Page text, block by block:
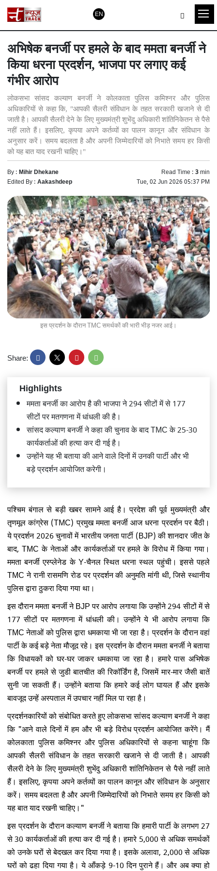
EN
अभिषेक बनर्जी पर हमले के बाद ममता बनर्जी ने
किया धरना प्रदर्शन, भाजपा पर लगाए कई
गंभीर आरोप
लोकसभा सांसद कल्याण बनर्जी ने कोलकाता पुलिस कमिश्नर और पुलिस
अधिकारियों से कहा कि, "आपकी सैलरी संविधान के तहत सरकारी खजाने से दी
जाती है। आपकी सैलरी देने के लिए मुख्यमंत्री शुभेंदु अधिकारी शांतिनिकेतन से पैसे
नहीं लाते हैं। इसलिए, कृपया अपने कर्तव्यों का पालन कानून और संविधान के
अनुसार करें। समय बदलता है और अपनी जिम्मेदारियों को निभाते समय हर किसी
को यह बात याद रखनी चाहिए।"
By :Mihir Dhekane Read Time :3min
Edited By :Aakashdeep Tue, 02 Jun 2026 05:37 PM
इस प्रदर्शन के दौरान TMC समर्थकों की भारी भीड़ नजर आई।
Share:
Highlights
ममता बनर्जी का आरोप है की भाजपा ने 294 सीटों में से 177
सीटों पर मतगणना में धांधली की है।
सांसद कल्याण बनर्जी ने कहा की चुनाव के बाद TMC के 25-30
कार्यकर्ताओं की हत्या कर दी गई है।
उन्होंने यह भी बताया की आने वाले दिनों में उनकी पार्टी और भी
बड़े प्रदर्शन आयोजित करेगी।
पश्चिम बंगाल से बड़ी खबर सामने आई है। प्रदेश की पूर्व मुख्यमंत्री और
तृणमूल कांग्रेस (TMC) प्रमुख ममता बनर्जी आज धरना प्रदर्शन पर बैठी।
ये प्रदर्शन 2026 चुनावों में भारतीय जनता पार्टी (BJP) की शानदार जीत के
बाद, TMC के नेताओं और कार्यकर्ताओं पर हमले के विरोध में किया गया।
ममता बनर्जी एस्प्लेनेड के Y-चैनल स्थित धरना स्थल पहुंची। इससे पहले
TMC ने रानी रासमणि रोड पर प्रदर्शन की अनुमति मांगी थी, जिसे स्थानीय
पुलिस द्वारा ठुकरा दिया गया था।
इस दौरान ममता बनर्जी ने BJP पर आरोप लगाया कि उन्होंने 294 सीटों में से
177 सीटों पर मतगणना में धांधली की। उन्होंने ये भी आरोप लगाया कि
TMC नेताओं को पुलिस द्वारा धमकाया भी जा रहा है। प्रदर्शन के दौरान वहां
पार्टी के कई बड़े नेता मौजूद रहे। इस प्रदर्शन के दौरान ममता बनर्जी ने बताया
कि विधायकों को घर-घर जाकर धमकाया जा रहा है। हमारे पास अभिषेक
बनर्जी पर हमले से जुडी बातचीत की रिकॉर्डिंग है, जिसमें मार-मार जैसी बातें
सुनी जा सकती हैं। उन्होंने बताया कि हमारे कई लोग घायल हैं और इसके
बावजूद उन्हें अस्पताल में उपचार नहीं मिल पा रहा है।
प्रदर्शनकारियों को संबोधित करते हुए लोकसभा सांसद कल्याण बनर्जी ने कहा
कि "आने वाले दिनों में हम और भी बड़े विरोध प्रदर्शन आयोजित करेंगे। मैं
कोलकाता पुलिस कमिश्नर और पुलिस अधिकारियों से कहना चाहूंगा कि
आपकी सैलरी संविधान के तहत सरकारी खजाने से दी जाती है। आपकी
सैलरी देने के लिए मुख्यमंत्री शुभेंदु अधिकारी शांतिनिकेतन से पैसे नहीं लाते
हैं। इसलिए, कृपया अपने कर्तव्यों का पालन कानून और संविधान के अनुसार
करें। समय बदलता है और अपनी जिम्मेदारियों को निभाते समय हर किसी को
यह बात याद रखनी चाहिए।"
इस प्रदर्शन के दौरान कल्याण बनर्जी ने बताया कि हमारी पार्टी के लगभग 27
से 30 कार्यकर्ताओं की हत्या कर दी गई है। हमारे 5,000 से अधिक समर्थकों
को उनके घरों से बेदखल कर दिया गया है। इसके अलावा, 2,000 से अधिक
घरों को ढहा दिया गया है। ये आँकड़े 9-10 दिन पुराने हैं। और अब क्या हो